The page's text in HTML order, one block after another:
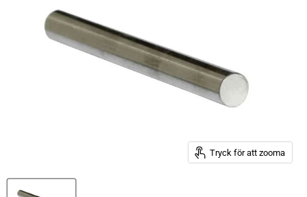
Tryck för att zooma